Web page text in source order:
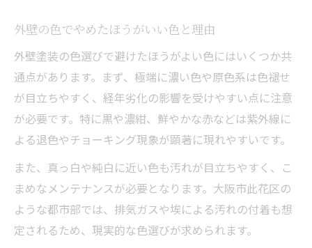
外壁の色でやめたほうがいい色と理由
外壁塗装の色選びで避けたほうがよい色にはいくつか共
通点があります。まず、極端に濃い色や原色系は色褪せ
が目立ちやすく、経年劣化の影響を受けやすい点に注意
が必要です。特に黒や濃紺、鮮やかな赤などは紫外線に
よる退色やチョーキング現象が顕著に現れやすいです。
また、真っ白や純白に近い色も汚れが目立ちやすく、こ
まめなメンテナンスが必要となります。大阪市此花区の
ような都市部では、排気ガスや埃による汚れの付着も想
定されるため、現実的な色選びが求められます。